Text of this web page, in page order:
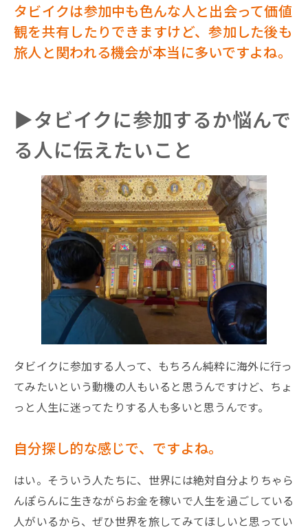
タビイクは参加中も色んな人と出会って価値
観を共有したりできますけど、参加した後も
旅人と関われる機会が本当に多いですよね。
▶︎タビイクに参加するか悩んで
る人に伝えたいこと
タビイクに参加する人って、もちろん純粋に海外に行っ
てみたいという動機の人もいると思うんですけど、ちょ
っと人生に迷ってたりする人も多いと思うんです。
自分探し的な感じで、ですよね。
はい。そういう人たちに、世界には絶対自分よりちゃら
んぽらんに生きながらお金を稼いで人生を過ごしている
人がいるから、ぜひ世界を旅してみてほしいと思ってい